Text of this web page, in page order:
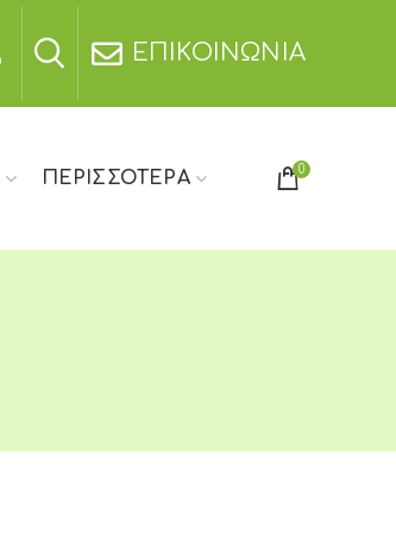
ΕΠΙΚΟΙΝΩΝΙΑ
ΠΕΡΙΣΣΟΤΕΡΑ 0